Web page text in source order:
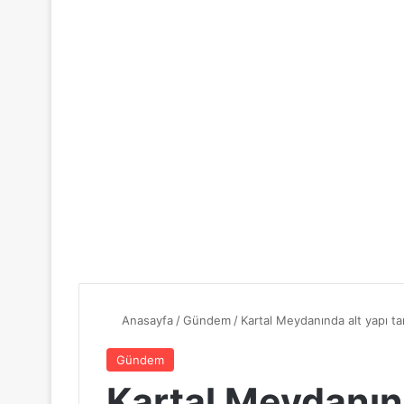
Anasayfa /Gündem / Kartal Meydanında alt yapı
Gündem